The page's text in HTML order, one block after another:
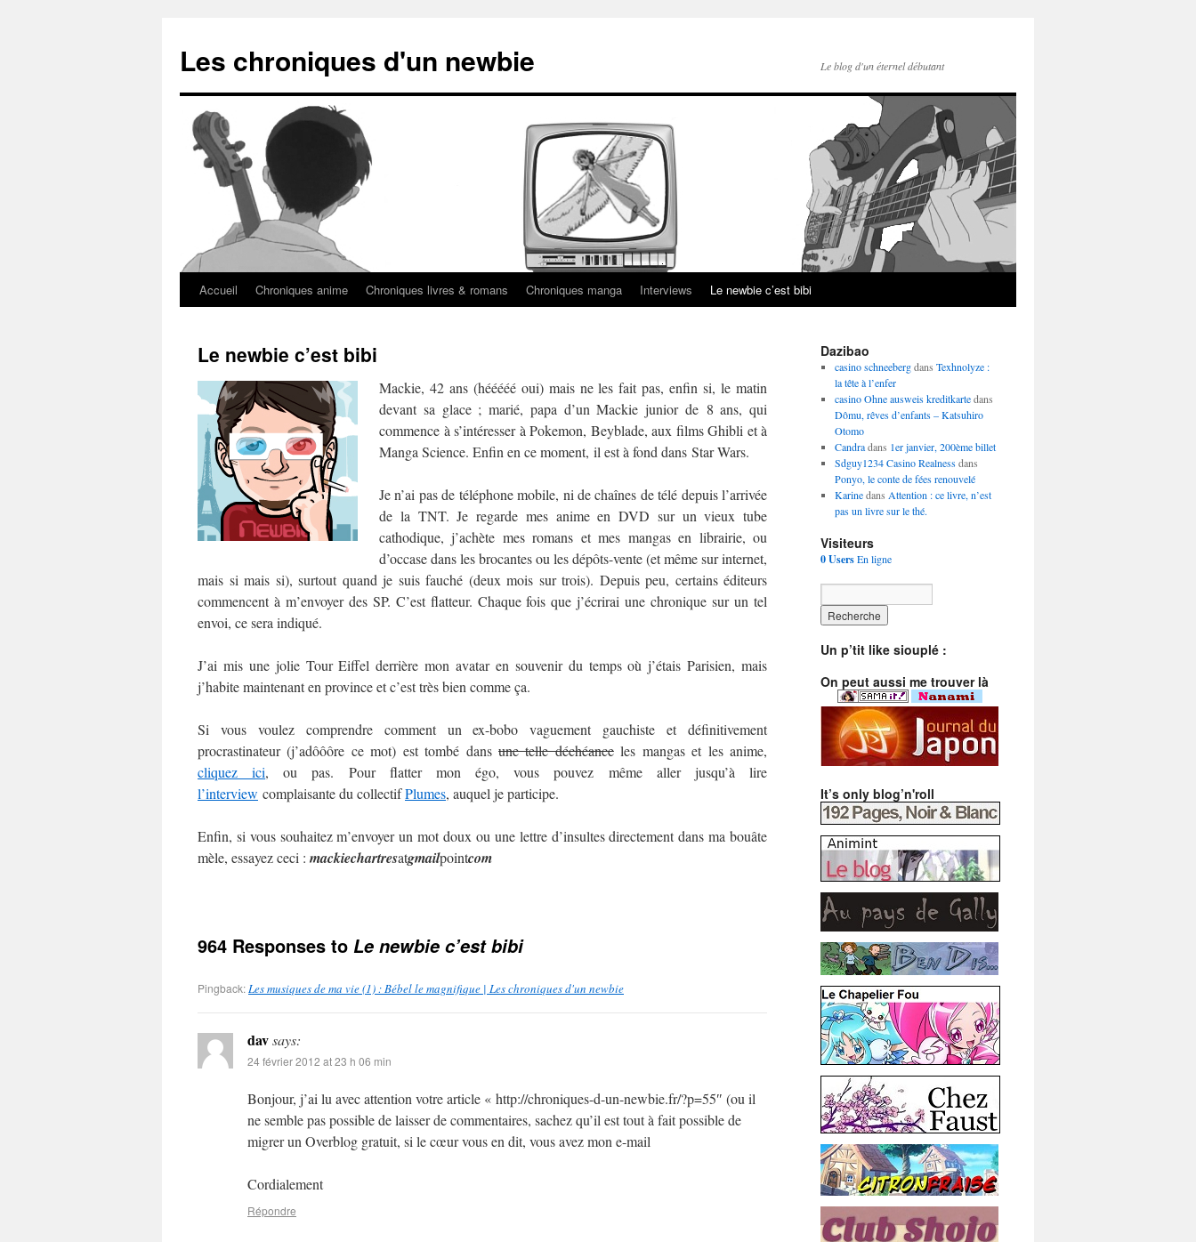
Les chroniques d'un newbie Le blog d'un éternel débutant
Accueil Chroniques anime Chroniques livres & romans Chroniques manga Interviews Le newbie c’est bibi
Le newbie c’est bibi
Mackie, 42 ans (hééééé oui) mais ne les fait pas, enfin si, le matin
devant sa glace ; marié, papa d’un Mackie junior de 8 ans, qui
commence à s’intéresser à Pokemon, Beyblade, aux films Ghibli et à
Manga Science. Enfin en ce moment, il est à fond dans Star Wars.
Je n’ai pas de téléphone mobile, ni de chaînes de télé depuis l’arrivée
de la TNT. Je regarde mes anime en DVD sur un vieux tube
cathodique, j’achète mes romans et mes mangas en librairie, ou
d’occase dans les brocantes ou les dépôts-vente (et même sur internet,
mais si mais si), surtout quand je suis fauché (deux mois sur trois). Depuis peu, certains éditeurs
commencent à m’envoyer des SP. C’est flatteur. Chaque fois que j’écrirai une chronique sur un tel
envoi, ce sera indiqué.
J’ai mis une jolie Tour Eiffel derrière mon avatar en souvenir du temps où j’étais Parisien, mais
j’habite maintenant en province et c’est très bien comme ça.
Si vous voulez comprendre comment un ex-bobo vaguement gauchiste et définitivement
procrastinateur (j’adôôôre ce mot) est tombé dans une telle déchéanceles mangas et les anime,
cliquez ici, ou pas. Pour flatter mon égo, vous pouvez même aller jusqu’à lire
l’interview complaisante du collectifPlumes, auquel je participe.
Enfin, si vous souhaitez m’envoyer un mot doux ou une lettre d’insultes directement dans ma bouâte
mèle, essayez ceci : mackiechartresatgmailpointcom
964 Responses to Le newbie c’est bibi
Pingback:Les musiques de ma vie (1) : Bébel le magnifique | Les chroniques d'un newbie
davsays:
24 février 2012 at 23 h 06 min
Bonjour, j’ai lu avec attention votre article « http://chroniques-d-un-newbie.fr/?p=55″ (ou il
ne semble pas possible de laisser de commentaires, sachez qu’il est tout à fait possible de
migrer un Overblog gratuit, si le cœur vous en dit, vous avez mon e-mail
Cordialement
Répondre
Dazibao
casino schneebergdans Texhnolyze :
la tête à l’enfer
casino Ohne ausweis kreditkartedans
Dômu, rêves d’enfants – Katsuhiro
Otomo
Candradans 1er janvier, 200ème billet
Sdguy1234 Casino Realnessdans
Ponyo, le conte de fées renouvelé
Karinedans Attention : ce livre, n’est
pas un livre sur le thé.
Visiteurs
0 UsersEn ligne
Un p’tit like siouplé :
On peut aussi me trouver là
It’s only blog’n'roll